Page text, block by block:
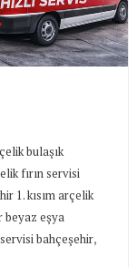
bulaşık
fırın servisi
1. kısım arçelik
beyaz eşya
bahçeşehir,